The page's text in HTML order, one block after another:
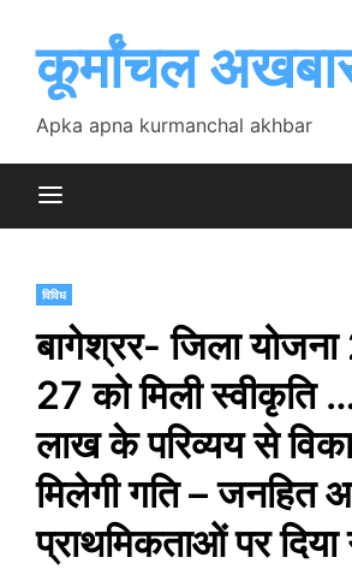
contentकूर्मांचल
Apka apna kurmanchal akhbar
विविध
बागेश्रर- जिला
27 को मिली स्वीकृति
लाख के परिव्यय से
मिलेगी गति – जनहित
प्राथमिकताओं पर दिया